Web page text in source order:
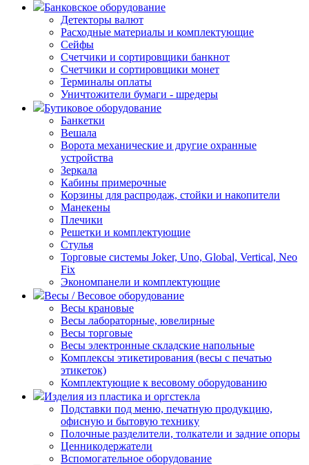
Банковское оборудование
Детекторы валют
Расходные материалы и комплектующие
Сейфы
Счетчики и сортировщики банкнот
Счетчики и сортировщики монет
Терминалы оплаты
Уничтожители бумаги - шредеры
Бутиковое оборудование
Банкетки
Вешала
Ворота механические и другие охранные
устройства
Зеркала
Кабины примерочные
Корзины для распродаж, стойки и накопители
Манекены
Плечики
Решетки и комплектующие
Стулья
Торговые системы Joker, Uno, Global, Vertical, Neo
Fix
Экономпанели и комплектующие
Весы / Весовое оборудование
Весы крановые
Весы лабораторные, ювелирные
Весы торговые
Весы электронные складские напольные
Комплексы этикетирования (весы с печатью
этикеток)
Комплектующие к весовому оборудованию
Изделия из пластика и оргстекла
Подставки под меню, печатную продукцию,
офисную и бытовую технику
Полочные разделители, толкатели и задние опоры
Ценникодержатели
Вспомогательное оборудование